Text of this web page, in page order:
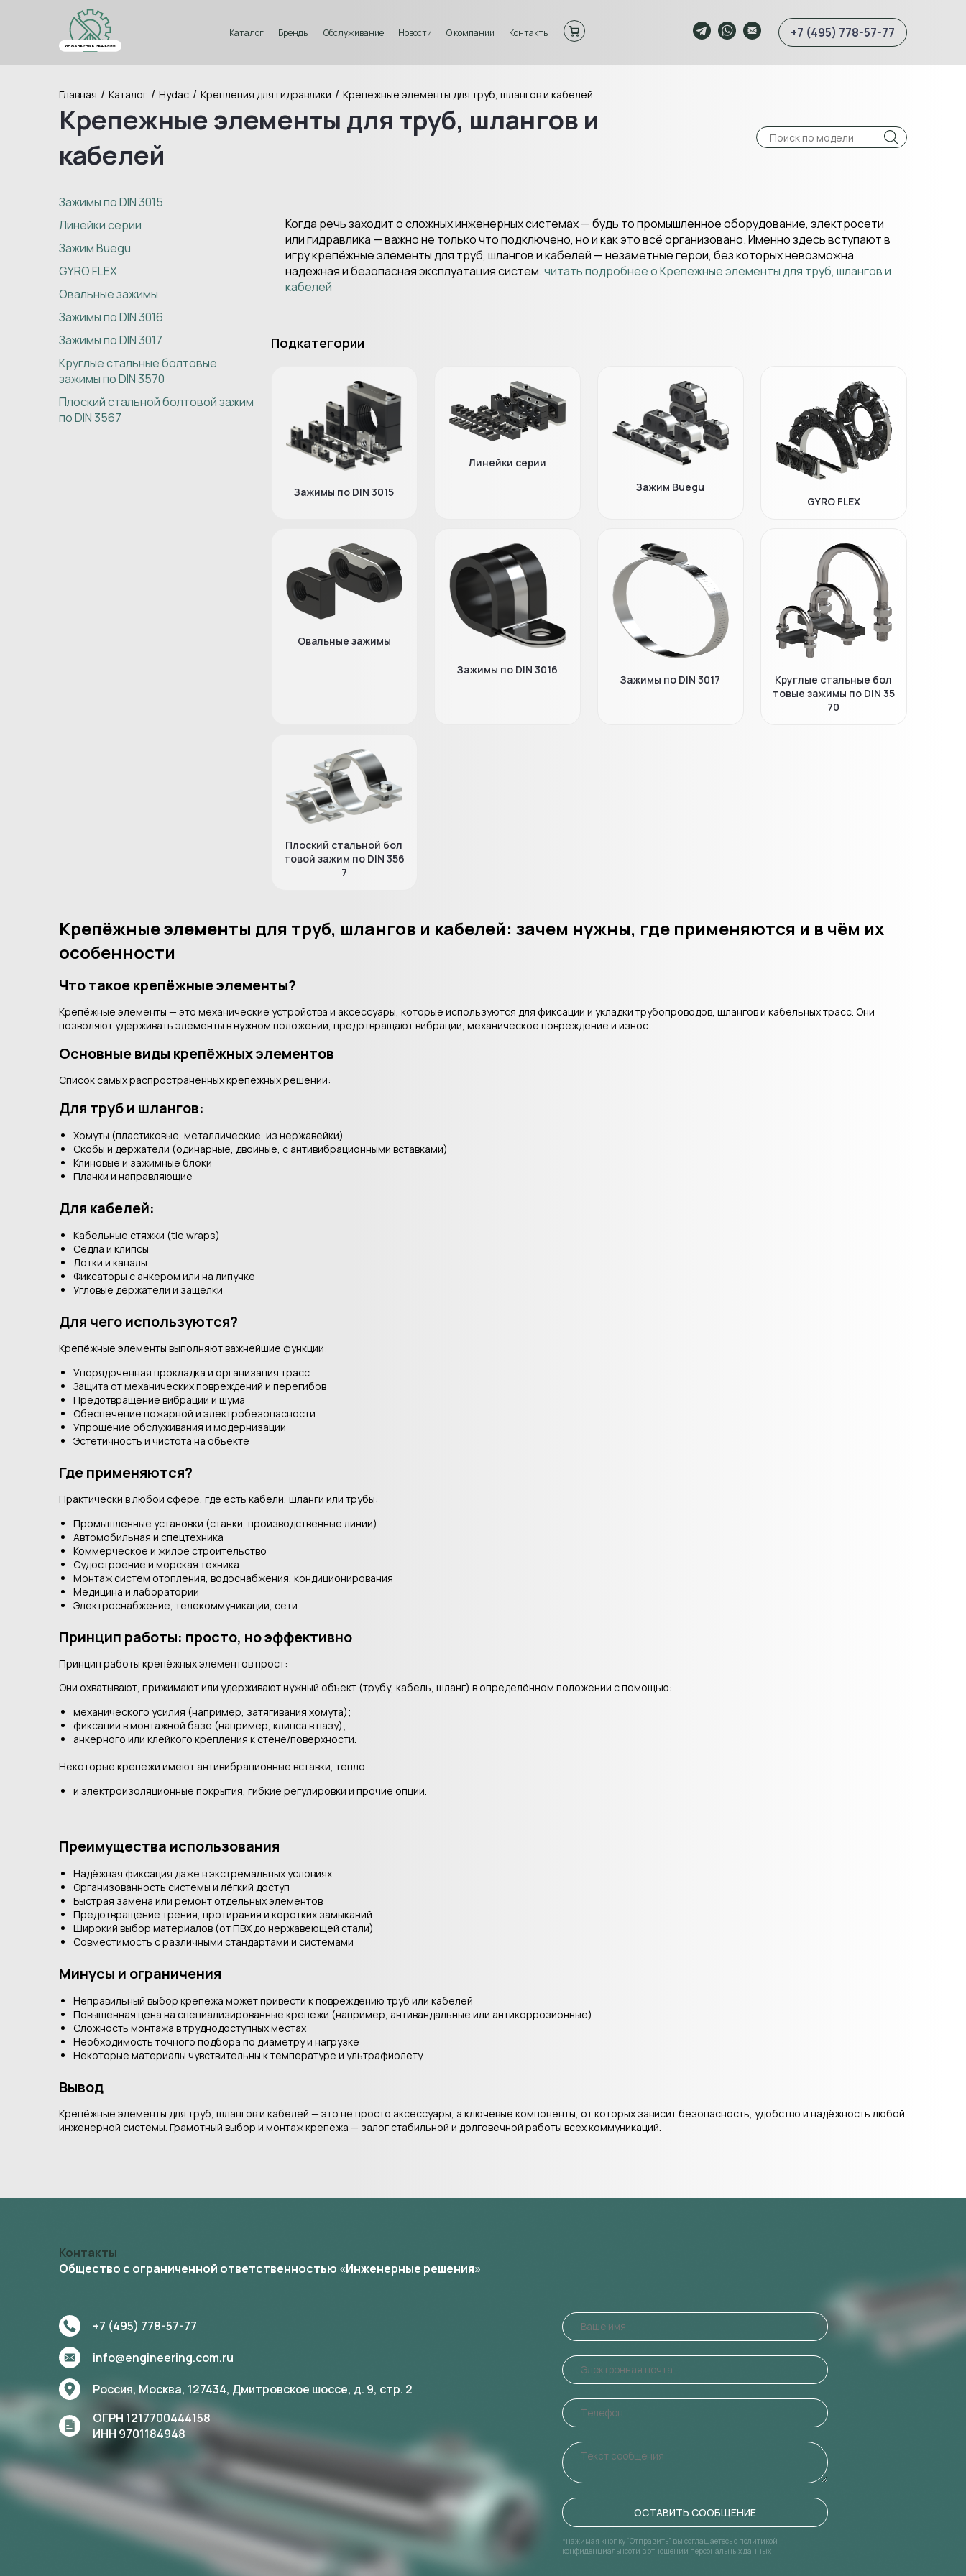
Каталог Бренды Обслуживание Новости О компании Контакты +7 (495) 778-57-77
Главная / Каталог / Hydac / Крепления для гидравлики / Крепежные элементы для труб, шлангов и кабелей
Крепежные элементы для труб, шлангов и
кабелей
Зажимы по DIN 3015
Линейки серии
Зажим Buegu
GYRO FLEX
Овальные зажимы
Зажимы по DIN 3016
Зажимы по DIN 3017
Круглые стальные болтовые
зажимы по DIN 3570
Плоский стальной болтовой зажим
по DIN 3567
Когда речь заходит о сложных инженерных системах — будь то промышленное оборудование, электросети
или гидравлика — важно не только что подключено, но и как это всё организовано. Именно здесь вступают в
игру крепёжные элементы для труб, шлангов и кабелей — незаметные герои, без которых невозможна
надёжная и безопасная эксплуатация систем.читать подробнее о Крепежные элементы для труб, шлангов и
кабелей
Подкатегории
Зажимы по DIN 3015
Линейки серии
Зажим Buegu
GYRO FLEX
Овальные зажимы
Зажимы по DIN 3016
Зажимы по DIN 3017
Круглые стальные бол
товые зажимы по DIN 35
70
Плоский стальной бол
товой зажим по DIN 356
7
Крепёжные элементы для труб, шлангов и кабелей: зачем нужны, где применяются и в чём их
особенности
Что такое крепёжные элементы?
Крепёжные элементы — это механические устройства и аксессуары, которые используются для фиксации и укладки трубопроводов, шлангов и кабельных трасс. Они
позволяют удерживать элементы в нужном положении, предотвращают вибрации, механическое повреждение и износ.
Основные виды крепёжных элементов
Cписок самых распространённых крепёжных решений:
Для труб и шлангов:
Хомуты (пластиковые, металлические, из нержавейки)
Скобы и держатели (одинарные, двойные, с антивибрационными вставками)
Клиновые и зажимные блоки
Планки и направляющие
Для кабелей:
Кабельные стяжки (tie wraps)
Сёдла и клипсы
Лотки и каналы
Фиксаторы с анкером или на липучке
Угловые держатели и защёлки
Для чего используются?
Крепёжные элементы выполняют важнейшие функции:
Упорядоченная прокладка и организация трасс
Защита от механических повреждений и перегибов
Предотвращение вибрации и шума
Обеспечение пожарной и электробезопасности
Упрощение обслуживания и модернизации
Эстетичность и чистота на объекте
Где применяются?
Практически в любой сфере, где есть кабели, шланги или трубы:
Промышленные установки (станки, производственные линии)
Автомобильная и спецтехника
Коммерческое и жилое строительство
Судостроение и морская техника
Монтаж систем отопления, водоснабжения, кондиционирования
Медицина и лаборатории
Электроснабжение, телекоммуникации, сети
Принцип работы: просто, но эффективно
Принцип работы крепёжных элементов прост:
Они охватывают, прижимают или удерживают нужный объект (трубу, кабель, шланг) в определённом положении с помощью:
механического усилия (например, затягивания хомута);
фиксации в монтажной базе (например, клипса в пазу);
анкерного или клейкого крепления к стене/поверхности.
Некоторые крепежи имеют антивибрационные вставки, тепло
и электроизоляционные покрытия, гибкие регулировки и прочие опции.
Преимущества использования
Надёжная фиксация даже в экстремальных условиях
Организованность системы и лёгкий доступ
Быстрая замена или ремонт отдельных элементов
Предотвращение трения, протирания и коротких замыканий
Широкий выбор материалов (от ПВХ до нержавеющей стали)
Совместимость с различными стандартами и системами
Минусы и ограничения
Неправильный выбор крепежа может привести к повреждению труб или кабелей
Повышенная цена на специализированные крепежи (например, антивандальные или антикоррозионные)
Сложность монтажа в труднодоступных местах
Необходимость точного подбора по диаметру и нагрузке
Некоторые материалы чувствительны к температуре и ультрафиолету
Вывод
Крепёжные элементы для труб, шлангов и кабелей — это не просто аксессуары, а ключевые компоненты, от которых зависит безопасность, удобство и надёжность любой
инженерной системы. Грамотный выбор и монтаж крепежа — залог стабильной и долговечной работы всех коммуникаций.
Контакты
Общество с ограниченной ответственностью «Инженерные решения»
+7 (495) 778-57-77
info@engineering.com.ru
Россия, Москва, 127434, Дмитровское шоссе, д. 9, стр. 2
ОГРН 1217700444158
ИНН 9701184948
ОСТАВИТЬ СООБЩЕНИЕ
*нажимая кнопку “Отправить” вы соглашаетесь с политикой
конфиденциальнсоти в отношении персональных данных